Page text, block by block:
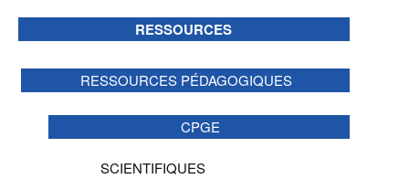
RESSOURCES
RESSOURCES PÉDAGOGIQUES
CPGE
SCIENTIFIQUES